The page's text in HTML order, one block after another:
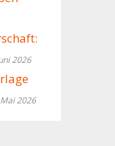
2026
2026